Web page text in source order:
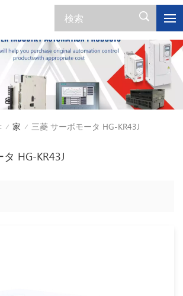
/ 家 / 三菱 サーボモータ HG-KR43J
HG-KR43J